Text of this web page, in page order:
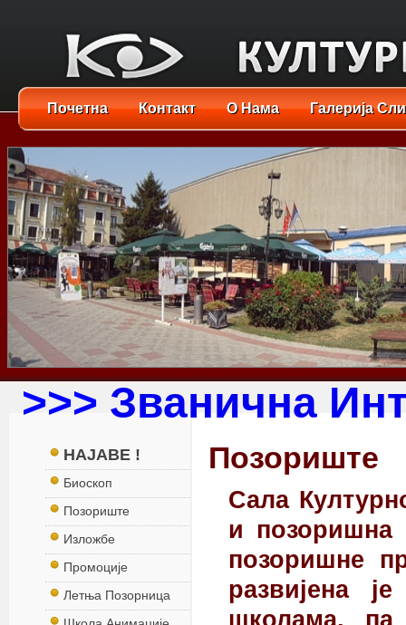
Почетна Контакт О Нама Галерија
>>> Званична
НАЈАВЕ !
Биоскоп
Позориште
Изложбе
Промоције
Летња Позорница
Позориште
Сала
и позоришна
позоришне
развијена
школама, па